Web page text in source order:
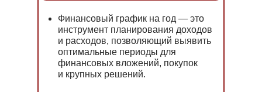
Финансовый график на год — это
инструмент планирования доходов
и расходов, позволяющий выявить
оптимальные периоды для
финансовых вложений, покупок
и крупных решений.